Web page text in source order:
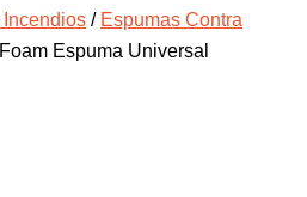
/ Espumas Contra
Espuma Universal